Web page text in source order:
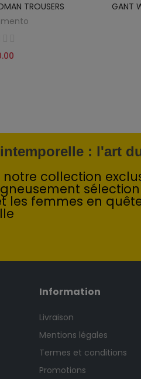
TROUSERS
GANT
: l'art
notre collection
les femmes en
Information
Livraison
Mentions légales
Termes et conditions
Promotions